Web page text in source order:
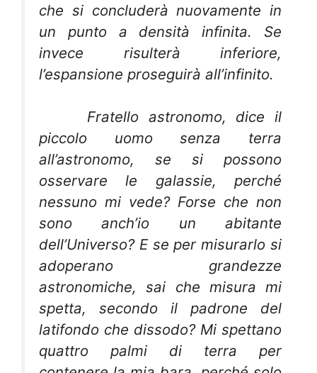
che si concluderà nuovamente in
un punto a densità infinita. Se
invece risulterà inferiore,
l’espansione proseguirà all’infinito.
Fratello astronomo, dice il
piccolo uomo senza terra
all’astronomo, se si possono
osservare le galassie, perché
nessuno mi vede? Forse che non
sono anch’io un abitante
dell’Universo? E se per misurarlo si
adoperano grandezze
astronomiche, sai che misura mi
spetta, secondo il padrone del
latifondo che dissodo? Mi spettano
quattro palmi di terra per